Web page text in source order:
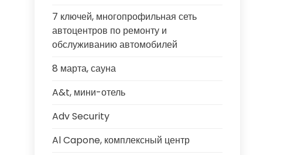
7 ключей, многопрофильная сеть
автоцентров по ремонту и
обслуживанию автомобилей
8 марта, сауна
A&t, мини-отель
Adv Security
Al Capone, комплексный центр